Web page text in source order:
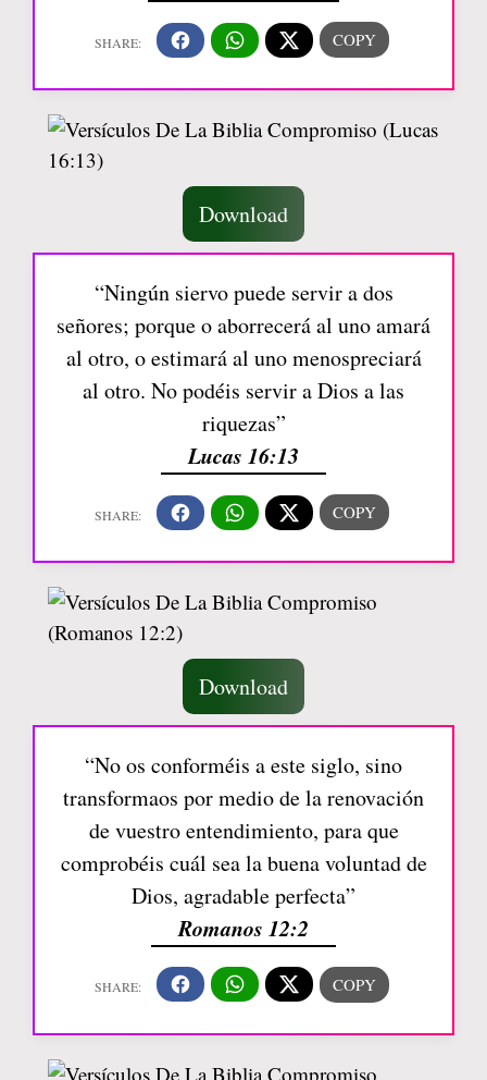
Download
“Ningún siervo puede servir a dos
señores; porque o aborrecerá al uno amará
al otro, o estimará al uno menospreciará
al otro. No podéis servir a Dios a las
riquezas”
Lucas 16:13
Download
“No os conforméis a este siglo, sino
transformaos por medio de la renovación
de vuestro entendimiento, para que
comprobéis cuál sea la buena voluntad de
Dios, agradable perfecta”
Romanos 12:2